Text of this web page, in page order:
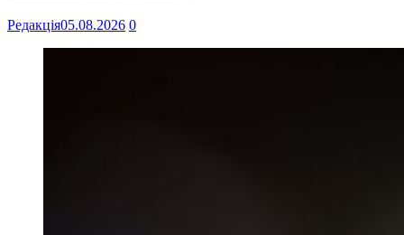
Редакція05.08.2026 0